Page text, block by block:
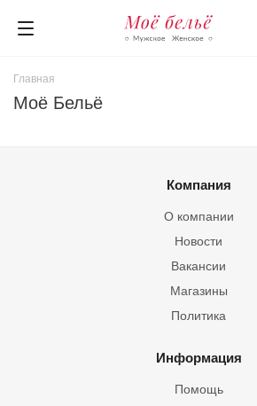
Главная
Моё Бельё
Компания
О компании
Новости
Вакансии
Магазины
Политика
Информация
Помощь